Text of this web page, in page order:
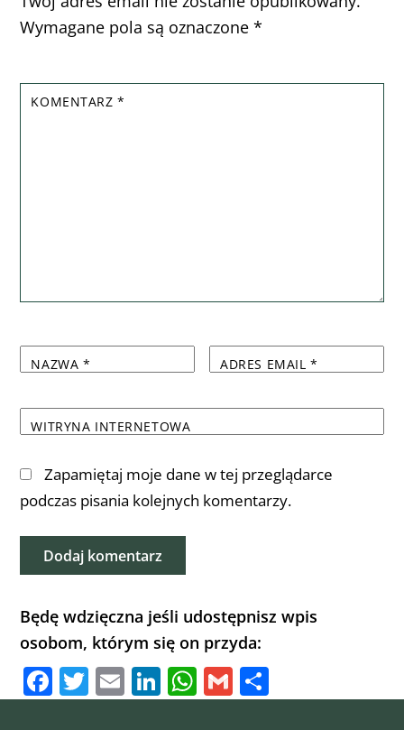
Wymagane pola są oznaczone*
KOMENTARZ*
NAZWA * ADRES EMAIL *
WITRYNA INTERNETOWA
Zapamiętaj moje dane w tej przeglądarce
podczas pisania kolejnych komentarzy.
Będę wdzięczna jeśli udostępnisz wpis
osobom, którym się on przyda:
F
a
T
w
E
m
Li
n
W
h
G
m h